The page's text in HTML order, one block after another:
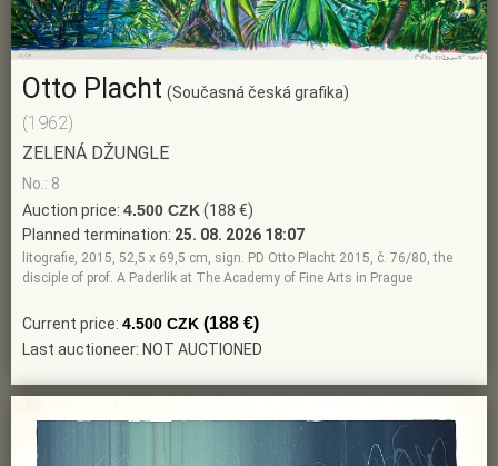
Otto Placht (Současná česká grafika)
(1962)
ZELENÁ DŽUNGLE
No.: 8
Auction price: 4.500 CZK(188 €)
Planned termination: 25. 08. 2026 18:07
litografie, 2015, 52,5 x 69,5 cm, sign. PD Otto Placht 2015, č. 76/80, the
disciple of prof. A Paderlik at The Academy of Fine Arts in Prague
Current price: 4.500 CZK (188 €)
Last auctioneer: NOT AUCTIONED